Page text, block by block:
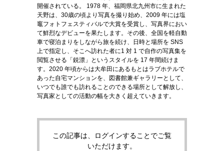
開催されている。 1978 年、福岡県北九州市に生まれた
天野は、30歳の頃より写真を撮り始め、2009 年には塩
竈フォトフェスティバルで大賞を受賞し、写真界におい
て鮮烈なデビューを果たします。その後、全国を軽自動
車で寝泊まりをしながら旅を続け、日時と場所を SNS
上で指定し、そこへ訪れた者に1 対 1 で自作の写真集を
閲覧させる「鋭漂」というスタイルを 17 年間続けま
す。2020 年頃からは大牟田にあるもとはラブホテルで
あった自宅マンションを、図書館兼ギャラリーとして、
いつでも誰でも訪れることのできる場所として解放し、
写真家としての活動の幅を大きく超えていきます。
この記事は、ログインすることでご覧
いただけます。